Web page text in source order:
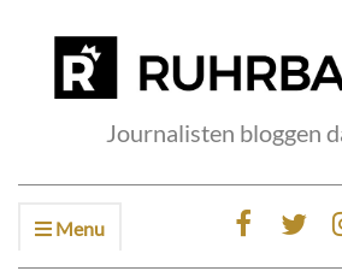
Journalisten bloggen
Menu